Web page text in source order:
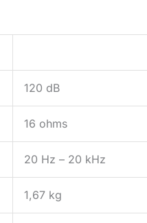
120 dB
16 ohms
20 Hz – 20 kHz
1,67 kg